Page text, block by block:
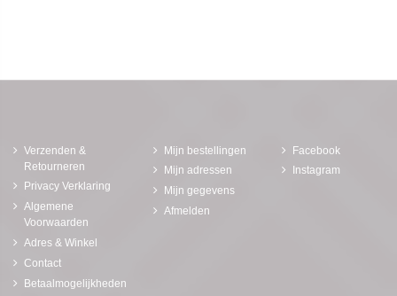
Verzenden &
Retourneren
Privacy Verklaring
Algemene
Voorwaarden
Adres & Winkel
Contact
Betaalmogelijkheden
Mijn bestellingen
Mijn adressen
Mijn gegevens
Afmelden
Facebook
Instagram